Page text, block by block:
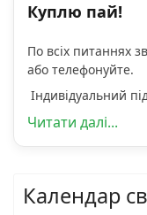
Куплю пай!
По всіх питаннях
або телефонуйте.
Індивідуальний
Читати далі...
Календар